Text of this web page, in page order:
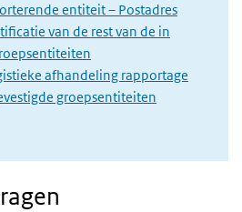
entiteit – Postadres
van de rest van de in
afhandeling rapportage
groepsentiteiten